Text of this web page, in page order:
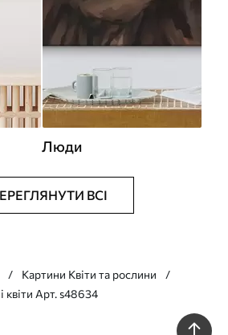
Люди
ВСІ
Картини Квіти та рослини
квіти Арт. s48634